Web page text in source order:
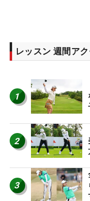
レッスン 週間ア
1
2
3